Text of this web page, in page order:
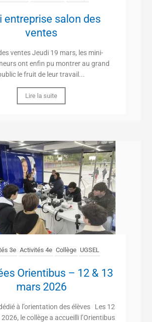
entreprise salon des
ventes
ventes Jeudi 19 mars, les mini-
ont enfin pu montrer au grand
le fruit de leur travail...
Lire la suite
3e Activités 4e Collège UGSEL
Orientibus – 12 & 13
mars 2026
à l’orientation des élèves Les 12
le collège a accueilli l’Orientibus